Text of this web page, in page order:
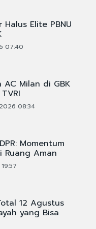
Elite PBNU
07:40
AC Milan di GBK
08:34
Momentum
Ruang Aman
12 Agustus
yang Bisa